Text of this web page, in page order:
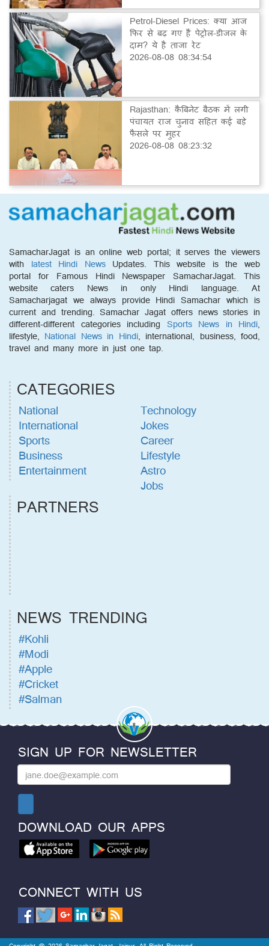
Petrol-Diesel Prices: क्या आज
फिर से बढ़ गए हैं पेट्रोल-डीजल के
दाम? ये है ताजा रेट
2026-08-08 08:34:54
Rajasthan: कैबिनेट बैठक में लगी
पंचायत राज चुनाव सहित कई बड़े
फैसले पर मुहर
2026-08-08 08:23:32
SamacharJagat is an online web portal; it serves the viewers
with latest Hindi NewsUpdates. This website is the web
portal for Famous Hindi Newspaper SamacharJagat. This
website caters News in only Hindi language. At
Samacharjagat we always provide Hindi Samachar which is
current and trending. Samachar Jagat offers news stories in
different-different categories including Sports News in Hindi,
lifestyle, National News in Hindi, international, business, food,
travel and many more in just one tap.
CATEGORIES
National
International
Sports
Business
Entertainment
Technology
Jokes
Career
Lifestyle
Astro
Jobs
PARTNERS
NEWS TRENDING
#Kohli
#Modi
#Apple
#Cricket
#Salman
SIGN UP FOR NEWSLETTER
DOWNLOAD OUR APPS
CONNECT WITH US